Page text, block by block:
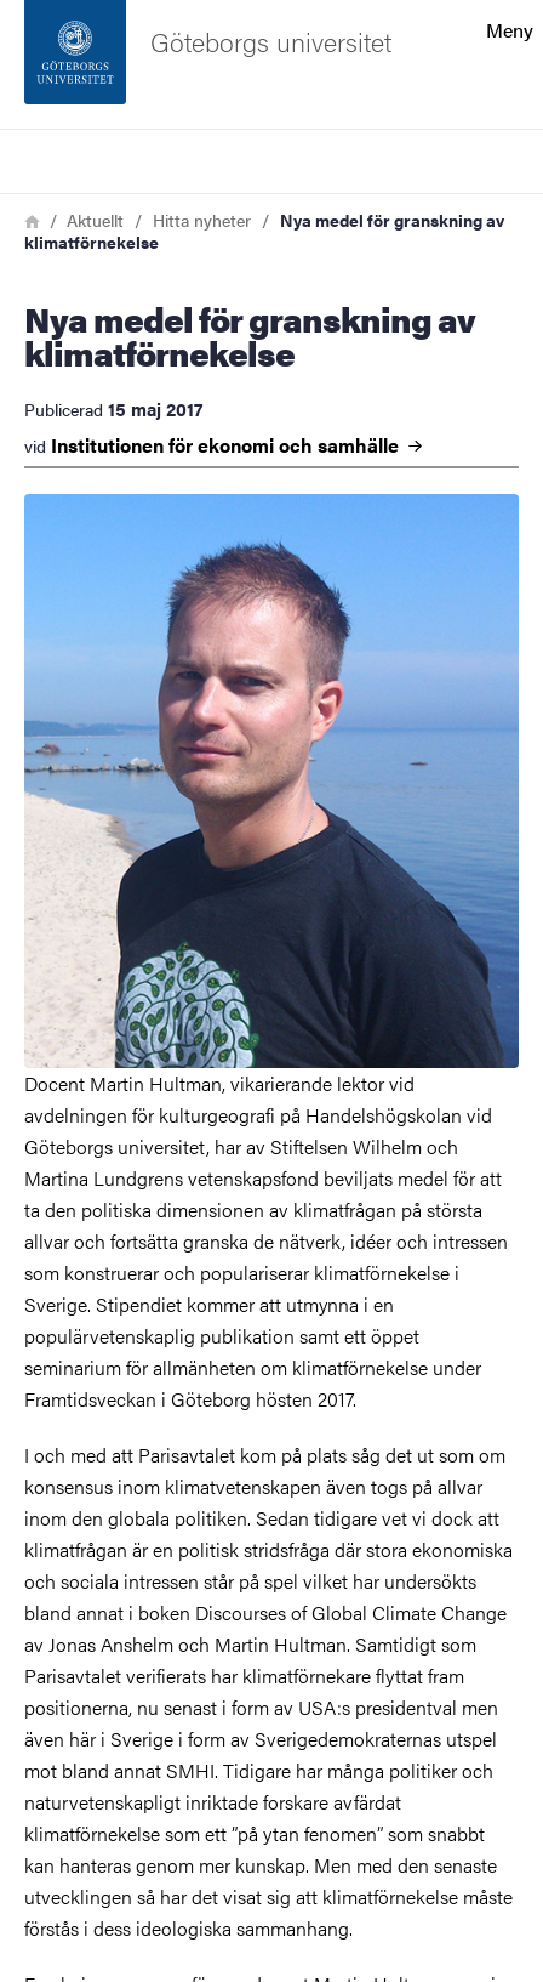
Sidfoten
Om webbplatsen
Meny
Göteborgs universitet
Länkstig
HemAktuellt Hitta nyheter
Nya medel för granskning av
klimatförnekelse
Nya medel för granskning av
klimatförnekelse
Publicerad 15 maj 2017
vid Institutionen för ekonomi och samhälle
Docent Martin Hultman, vikarierande lektor vid
avdelningen för kulturgeografi på Handelshögskolan vid
Göteborgs universitet, har av Stiftelsen Wilhelm och
Martina Lundgrens vetenskapsfond beviljats medel för att
ta den politiska dimensionen av klimatfrågan på största
allvar och fortsätta granska de nätverk, idéer och intressen
som konstruerar och populariserar klimatförnekelse i
Sverige. Stipendiet kommer att utmynna i en
populärvetenskaplig publikation samt ett öppet
seminarium för allmänheten om klimatförnekelse under
Framtidsveckan i Göteborg hösten 2017.
I och med att Parisavtalet kom på plats såg det ut som om
konsensus inom klimatvetenskapen även togs på allvar
inom den globala politiken. Sedan tidigare vet vi dock att
klimatfrågan är en politisk stridsfråga där stora ekonomiska
och sociala intressen står på spel vilket har undersökts
bland annat i boken Discourses of Global Climate Change
av Jonas Anshelm och Martin Hultman. Samtidigt som
Parisavtalet verifierats har klimatförnekare flyttat fram
positionerna, nu senast i form av USA:s presidentval men
även här i Sverige i form av Sverigedemokraternas utspel
mot bland annat SMHI. Tidigare har många politiker och
naturvetenskapligt inriktade forskare avfärdat
klimatförnekelse som ett ”på ytan fenomen” som snabbt
kan hanteras genom mer kunskap. Men med den senaste
utvecklingen så har det visat sig att klimatförnekelse måste
förstås i dess ideologiska sammanhang.